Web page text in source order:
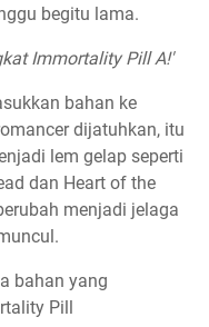
begitu lama.
Immortality Pill A!'
bahan ke
dijatuhkan, itu
lem gelap seperti
dan Heart of the
menjadi jelaga
bahan yang
Pill